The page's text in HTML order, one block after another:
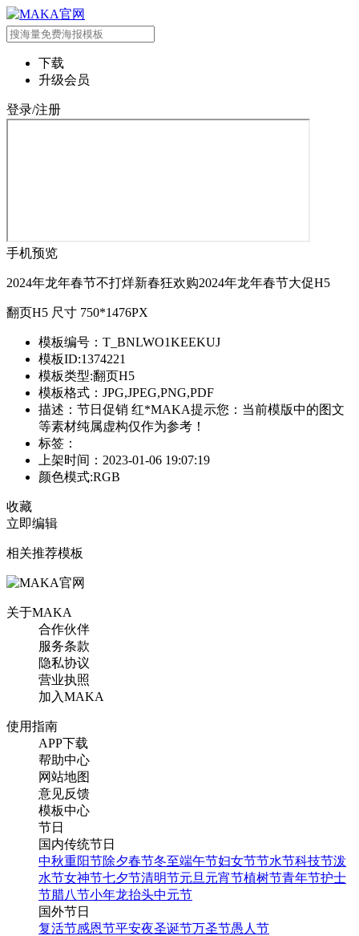
下载
升级会员
登录/注册
手机预览
2024年龙年春节不打烊新春狂欢购2024年龙年春节大促H5
翻页H5 尺寸 750*1476PX
模板编号：T_BNLWO1KEEKUJ
模板ID:1374221
模板类型:翻页H5
模板格式：JPG,JPEG,PNG,PDF
描述：节日促销 红*MAKA提示您：当前模版中的图文
等素材纯属虚构仅作为参考！
标签：
上架时间：2023-01-06 19:07:19
颜色模式:RGB
收藏
立即编辑
相关推荐模板
关于MAKA
合作伙伴
服务条款
隐私协议
营业执照
加入MAKA
使用指南
APP下载
帮助中心
网站地图
意见反馈
模板中心
节日
国内传统节日
中秋重阳节除夕春节冬至端午节妇女节节水节科技节泼
水节女神节七夕节清明节元旦 元宵节植树节青年节护士
节腊八节小年龙抬头中元节
国外节日
复活节感恩节平安夜圣诞节万圣节愚人节